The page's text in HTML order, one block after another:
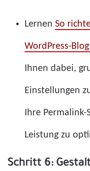
Lernen So
WordPress-
Ihnen dabei,
Einstellungen
Ihre
Leistung zu
Schritt 6: